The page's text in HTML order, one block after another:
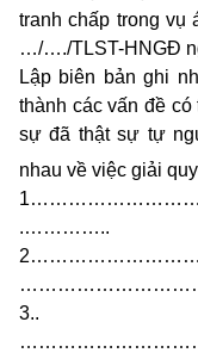
tranh chấp trong vụ
…/…./TLST-HNGĐ
Lập biên bản ghi
thành các vấn đề
sự đã thật sự tự
nhau về việc giải
.…………..
3..